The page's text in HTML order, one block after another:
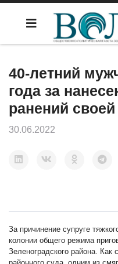
40-летний
года за
ранений своей
30.06.2022
За причинение супруге
колонии общего режима
Зеленоградского района. Как